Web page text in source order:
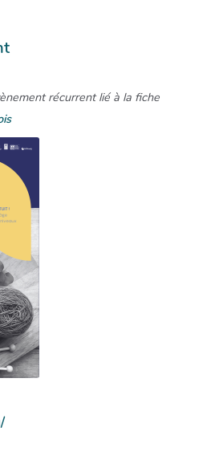
récurrent lié à la fiche